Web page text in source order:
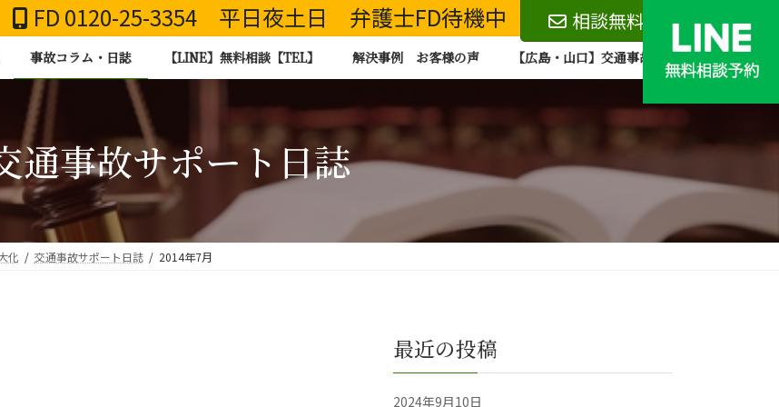
FD 0120-25-3354 平日夜土日 弁護士FD待機中 相談無料
事故コラム・日誌 【LINE】無料相談【TEL】 解決事例 お客様の声 【広島・山口】交通事故 無料相談お問い合
通事故サポート日誌
化 交通事故サポート日誌 2014年7月
最近の投稿
2024年9月10日